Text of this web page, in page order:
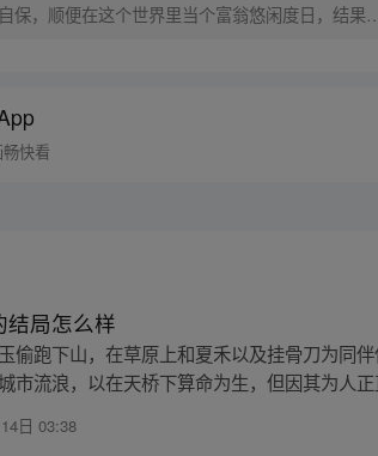
保，顺便在这个世界里当个富翁悠闲度日，结
快看
结局怎么样
偷跑下山，在草原上和夏禾以及挂骨刀为同
市流浪，以在天桥下算命为生，但因其为人
日 03:38